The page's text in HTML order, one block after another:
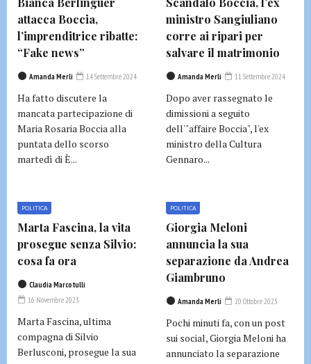
attacca Boccia,
l’imprenditrice ribatte:
“Fake news”
Amanda Merli 14 Settembre 2024
Ha fatto discutere la
mancata partecipazione di
Maria Rosaria Boccia alla
puntata dello scorso
martedì di È...
ministro Sangiuliano
corre ai ripari per
salvare il matrimonio
Amanda Merli 11 Settembre 2024
Dopo aver rassegnato le
dimissioni a seguito
dell'"affaire Boccia", l'ex
ministro della Cultura
Gennaro...
POLITICA
Marta Fascina, la vita
prosegue senza Silvio:
cosa fa ora
Claudia Marcotulli
16 Novembre 2023
Marta Fascina, ultima
compagna di Silvio
Berlusconi, prosegue la sua
POLITICA
Giorgia Meloni
annuncia la sua
separazione da Andrea
Giambruno
Amanda Merli 20 Ottobre 2023
Pochi minuti fa, con un post
sui social, Giorgia Meloni ha
annunciato la separazione